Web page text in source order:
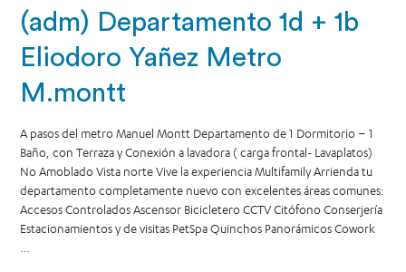
(adm) Departamento 1d + 1b
Eliodoro Yañez Metro
M.montt
A pasos del metro Manuel Montt Departamento de 1 Dormitorio – 1
Baño, con Terraza y Conexión a lavadora ( carga frontal- Lavaplatos)
No Amoblado Vista norte Vive la experiencia Multifamily Arrienda tu
departamento completamente nuevo con excelentes áreas comunes:
Accesos Controlados Ascensor Bicicletero CCTV Citófono Conserjería
Estacionamientos y de visitas PetSpa Quinchos Panorámicos Cowork
…